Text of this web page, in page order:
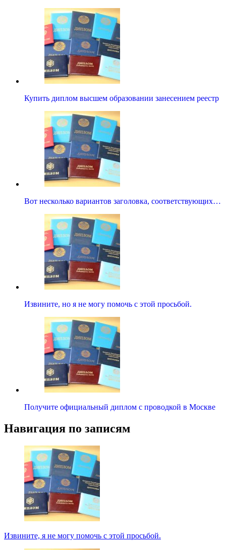
Купить диплом высшем образовании занесением реестр
Вот несколько вариантов заголовка, соответствующих…
Извините, но я не могу помочь с этой просьбой.
Получите официальный диплом с проводкой в Москве
Навигация по записям
Извините, я не могу помочь с этой просьбой.